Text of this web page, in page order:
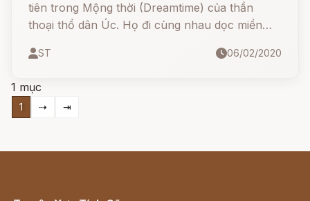
tiên trong Mộng thời (Dreamtime) của thần
thoại thổ dân Úc. Họ đi cùng nhau dọc miền
người em đang mang bầu.
ST 06/02/2020
1 mục
1 ⇢ ⇥